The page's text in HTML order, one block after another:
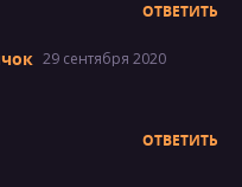
ОТВЕТИТЬ
29 сентября 2020
ОТВЕТИТЬ